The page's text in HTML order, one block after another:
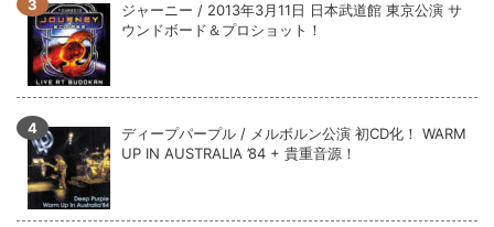
ジャーニー / 2013年3月11日 日本武道館 東京公演 サ
ウンドボード＆プロショット！
ディープパープル / メルボルン公演 初CD化！ WARM
UP IN AUSTRALIA ’84 + 貴重音源！